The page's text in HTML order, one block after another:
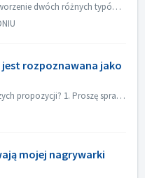
Nero Burning ROM pozwala na tworzenie dwóch różnych typów obrazów płyt. Pliki obrazów płyt Nero (*.nrg) składają się z zastrzeżonego formatu obrazów płyt N...
jest rozpoznawana jako
Czy mógłbyś spróbować poniższych propozycji? 1. Proszę sprawdzić czy jest nowy sterownik dla Twojej nagrywarki i firmware. Proszę zaktualizować, jeśli jest...
mojej nagrywarki